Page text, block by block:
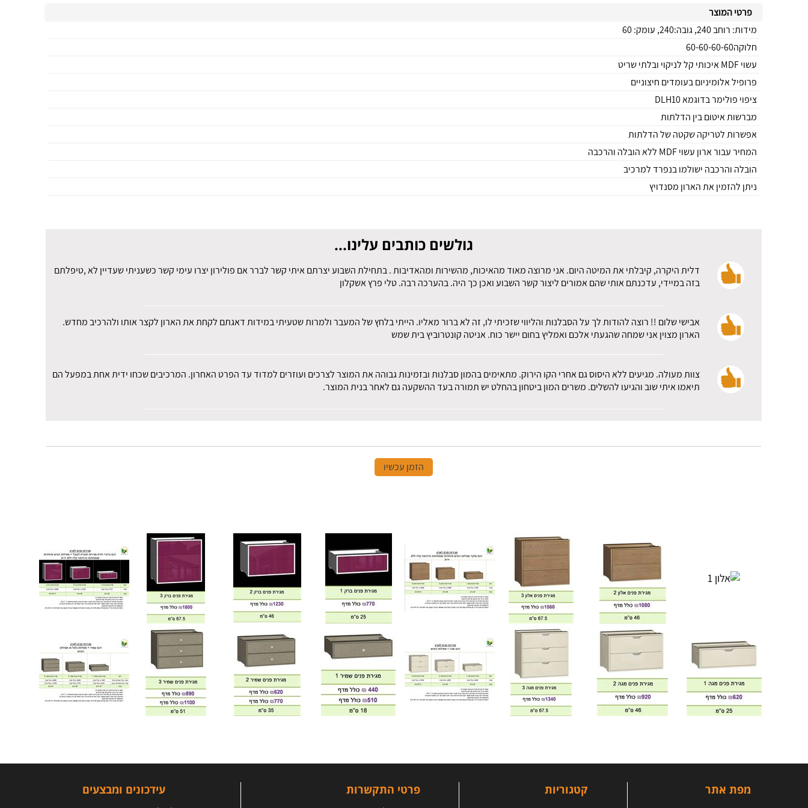
פרטי המוצר
מידות: רוחב 240, גובה:240, עומק: 60
חלוקה60-60-60-60
עשוי MDF איכותי קל לניקוי ובלתי שריט
פרופיל אלומיניום בעומדים חיצוניים
ציפוי פולימר בדוגמא DLH10
מברשות איטום בין הדלתות
אפשרות לטריקה שקטה של הדלתות
המחיר עבור ארון עשוי MDF ללא הובלה והרכבה
הובלה והרכבה ישולמו בנפרד למרכיב
ניתן להזמין את הארון מסנדויץ
גולשים כותבים עלינו...
דלית היקרה, קיבלתי את המיטה היום. אני מרוצה מאוד מהאיכות, מהשירות ומהאדיבות . בתחילת השבוע יצרתם איתי קשר לברר אם פולירון יצרו עימי קשר כשעניתי שעדיין לא ,טיפלתם
בזה במיידי, עדכנתם אותי שהם אמורים ליצור קשר השבוע ואכן כך היה. בהערכה רבה. טלי פרץ אשקלון
אבישי שלום !! רוצה להודות לך על הסבלנות והליווי שזכיתי לו, זה לא ברור מאליו. הייתי בלחץ של המעבר ולמרות שטעיתי במידות דאגתם לקחת את הארון לקצר אותו ולהרכיב מחדש.
הארון מצוין אני שמחה שהגעתי אלכם ואמליץ בחום יישר כוח. אניטה קונטרוביץ בית שמש
צוות מעולה. מגיעים ללא היסוס גם אחרי הקו הירוק. מתאימים בהמון סבלנות ובזמינות גבוהה את המוצר לצרכים ועוזרים למדוד עד הפרט האחרון. המרכיבים שכחו ידית אחת במפעל הם
תיאמו איתי שוב והגיעו להשלים. משרים המון ביטחון בהחלט יש תמורה בעד ההשקעה גם לאחר בנית המוצר.
הזמן עכשיו
מפת אתר קטגוריות פרטי התקשרות עידכונים ומבצעים